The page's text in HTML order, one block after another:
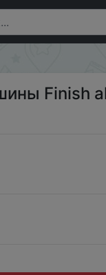
Finish